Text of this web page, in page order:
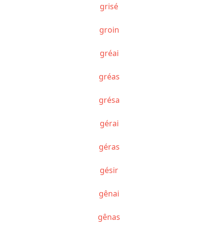
grisé
groin
gréai
gréas
grésa
gérai
géras
gésir
gênai
gênas